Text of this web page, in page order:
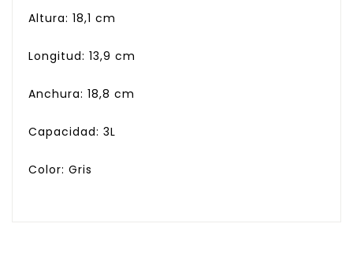
Altura: 18,1 cm
Longitud: 13,9 cm
Anchura: 18,8 cm
Capacidad: 3L
Color: Gris